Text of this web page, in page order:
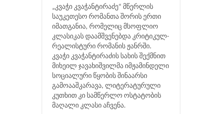
„კვაჭი კვაჭანტირაძე“ მწერლის
საუკეთესო რომანთა შორის ერთი
იმათგანია, რომელიც მსოფლიო
კლასიკას დაამშვენებდა კრიტიკულ-
რეალისტური რომანის ჟანრში.
კვაჭი კვაჭანტირაძის სახის შექმნით
მიხეილ ჯავახიშვილმა იმჟამინდელი
სოციალური წყობის შინაარსი
გამოააშკარავა, ლიტერატურული
კუთხით კი სამწერლო ოსტატობის
მაღალი კლასი აჩვენა.